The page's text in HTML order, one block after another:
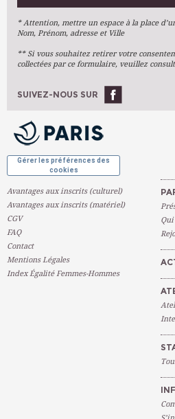
Arts Plastiques
Arts Du Texte
Arts Numériques
Ateliers À L'année
* Attention, mettre un espace à la place
Nom, Prénom, adresse et Ville
** Si vous souhaitez retirer votre
collectées par ce formulaire, veuillez
SUIVEZ-NOUS SUR
Gérer les préférences des
cookies
Avantages aux inscrits (culturel)
Avantages aux inscrits (matériel)
CGV
FAQ
Contact
Mentions Légales
Index Égalité Femmes-Hommes
Qui